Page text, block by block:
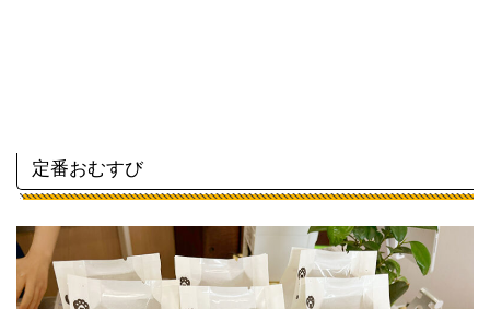
定番おむすび